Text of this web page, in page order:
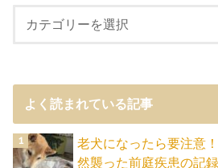
よく読まれている記事
老犬になったら要注意
然襲った前庭疾患の記録